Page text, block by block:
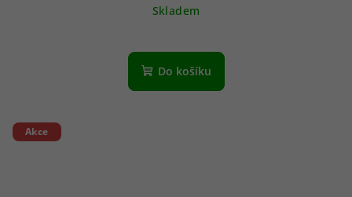
Skladem
Do košíku
Akce